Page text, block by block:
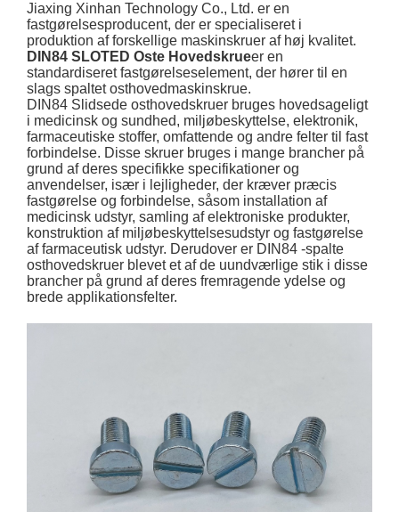
Jiaxing Xinhan Technology Co., Ltd. er en
fastgørelsesproducent, der er specialiseret i
produktion af forskellige maskinskruer af høj kvalitet.
DIN84 SLOTED Oste Hovedskrueer en
standardiseret fastgørelseselement, der hører til en
slags spaltet osthovedmaskinskrue.
DIN84 Slidsede osthovedskruer bruges hovedsageligt
i medicinsk og sundhed, miljøbeskyttelse, elektronik,
farmaceutiske stoffer, omfattende og andre felter til fast
forbindelse. Disse skruer bruges i mange brancher på
grund af deres specifikke specifikationer og
anvendelser, især i lejligheder, der kræver præcis
fastgørelse og forbindelse, såsom installation af
medicinsk udstyr, samling af elektroniske produkter,
konstruktion af miljøbeskyttelsesudstyr og fastgørelse
af farmaceutisk udstyr. Derudover er DIN84 -spalte
osthovedskruer blevet et af de uundværlige stik i disse
brancher på grund af deres fremragende ydelse og
brede applikationsfelter.